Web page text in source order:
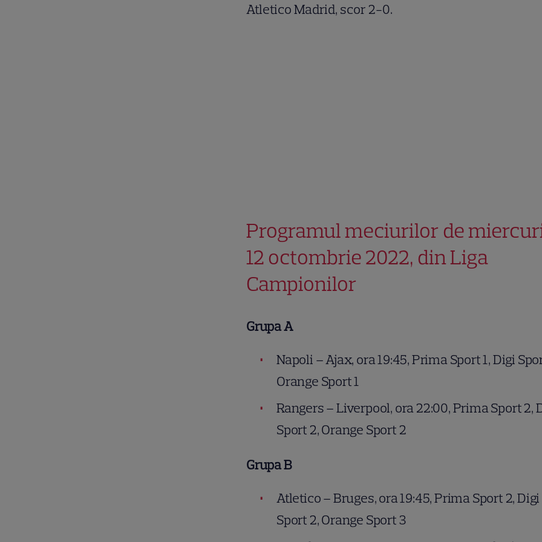
Atletico Madrid, scor 2-0.
Programul meciurilor de
12 octombrie 2022, din Liga
Campionilor
Grupa A
Napoli – Ajax, ora 19:45, Prima Sport 1, Digi
Orange Sport 1
Rangers – Liverpool, ora 22:00, Prima Sport 2,
Sport 2, Orange Sport 2
Grupa B
Atletico – Bruges, ora 19:45, Prima Sport 2, Digi
Sport 2, Orange Sport 3